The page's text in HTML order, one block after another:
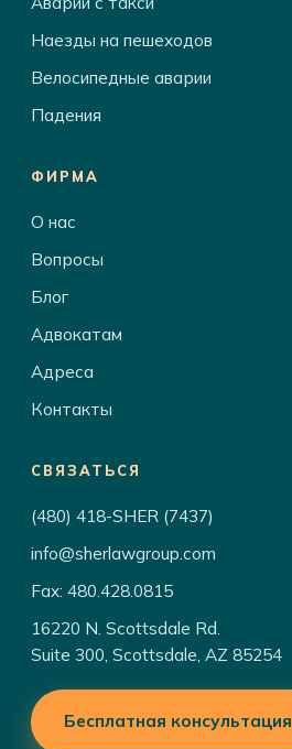
Наезды на пешеходов
Велосипедные аварии
Падения
ФИРМА
О нас
Вопросы
Блог
Адвокатам
Адреса
Контакты
СВЯЗАТЬСЯ
(480) 418-SHER (7437)
info@sherlawgroup.com
Fax: 480.428.0815
16220 N. Scottsdale Rd.
Suite 300, Scottsdale, AZ 85254
Бесплатная консультация